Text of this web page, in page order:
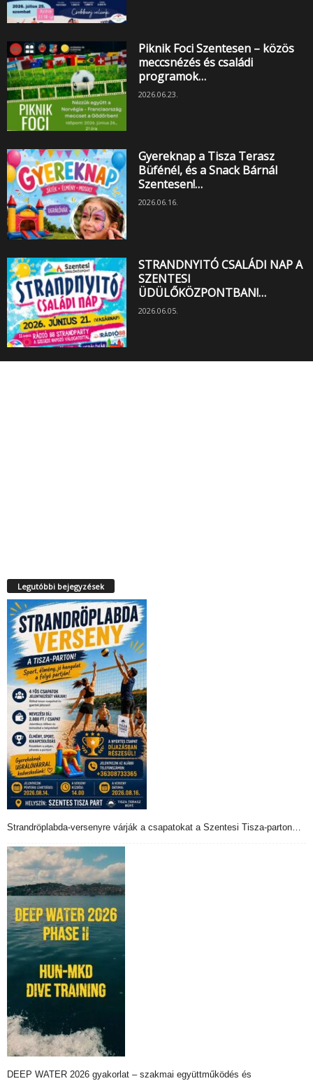
Piknik Foci Szentesen – közös
meccsnézés és családi
programok…
2026.06.23.
Gyereknap a Tisza Terasz
Büfénél, és a Snack Bárnál
Szentesen!…
2026.06.16.
STRANDNYITÓ CSALÁDI NAP A
SZENTESI
ÜDÜLŐKÖZPONTBAN!…
2026.06.05.
Legutóbbi bejegyzések
Strandröplabda-versenyre várják a csapatokat a Szentesi Tisza-parton…
DEEP WATER 2026 gyakorlat – szakmai együttműködés és